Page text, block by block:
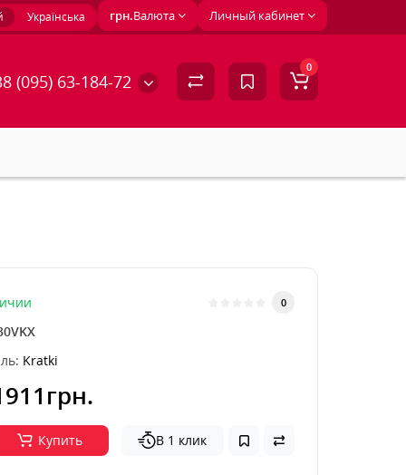
Личный кабинет
грн.Валюта
Українська
(095) 63-184-72
0
0
Kratki
Купить В 1 клик